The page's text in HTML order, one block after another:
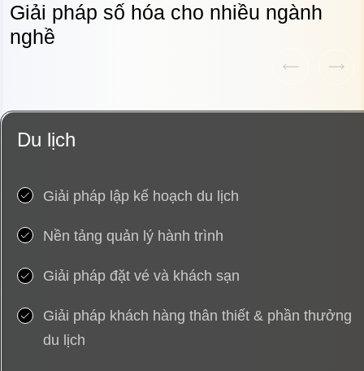
Giải pháp số hóa cho nhiều ngành
nghề
Du lịch
Giải pháp lập kế hoạch du lịch
Nền tảng quản lý hành trình
Giải pháp đặt vé và khách sạn
Giải pháp khách hàng thân thiết & phần thưởng
du lịch